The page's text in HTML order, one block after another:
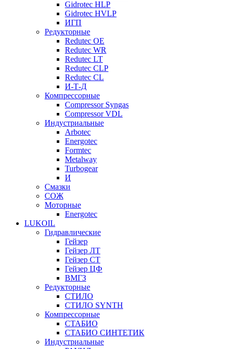
Gidrotec HLP
Gidrotec HVLP
ИГП
Редукторные
Redutec OE
Redutec WR
Redutec LT
Redutec CLP
Redutec CL
И-Т-Д
Компрессорные
Compressor Syngas
Compressor VDL
Индустриальные
Arbotec
Energotec
Formtec
Metalway
Turbogear
И
Смазки
СОЖ
Моторные
Energotec
LUKOIL
Гидравлические
Гейзер
Гейзер ЛТ
Гейзер СТ
Гейзер ЦФ
ВМГЗ
Редукторные
СТИЛО
СТИЛО SYNTH
Компрессорные
СТАБИО
СТАБИО СИНТЕТИК
Индустриальные